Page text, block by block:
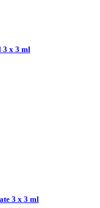
3 x 3 ml
3 x 3 ml